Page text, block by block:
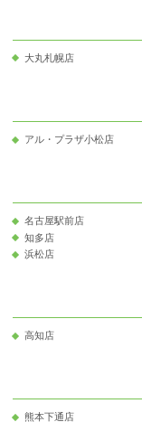
大丸札幌店
アル・プラザ小松店
名古屋駅前店
知多店
浜松店
高知店
熊本下通店